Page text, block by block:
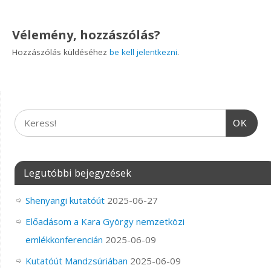
Vélemény, hozzászólás?
Hozzászólás küldéséhezbe kell jelentkezni.
OK
Legutóbbi bejegyzések
Shenyangi kutatóút 2025-06-27
Előadásom a Kara György nemzetközi
emlékkonferencián 2025-06-09
Kutatóút Mandzsúriában 2025-06-09